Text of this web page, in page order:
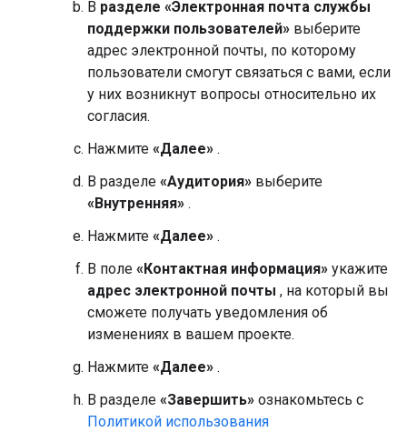
В разделе «Электронная почта службы
поддержки пользователей» выберите
адрес электронной почты, по которому
пользователи смогут связаться с вами, если
у них возникнут вопросы относительно их
согласия.
Нажмите «Далее» .
В разделе «Аудитория» выберите
«Внутренняя» .
Нажмите «Далее» .
В поле «Контактная информация» укажите
адрес электронной почты , на который вы
сможете получать уведомления об
изменениях в вашем проекте.
Нажмите «Далее» .
В разделе «Завершить» ознакомьтесь с
Политикой использования